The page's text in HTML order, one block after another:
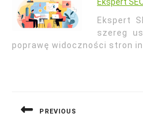
Ekspert
szereg
poprawę widoczności stron
PREVIOUS